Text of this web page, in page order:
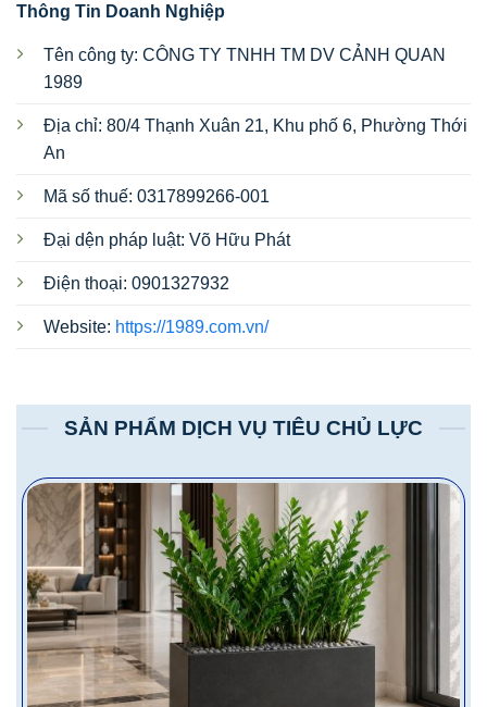
Thông Tin Doanh Nghiệp
Tên công ty: CÔNG TY TNHH TM DV CẢNH QUAN
1989
Địa chỉ: 80/4 Thạnh Xuân 21, Khu phố 6, Phường Thới
An
Mã số thuế: 0317899266-001
Đại dện pháp luật: Võ Hữu Phát
Điện thoại: 0901327932
Website: https://1989.com.vn/
SẢN PHẨM DỊCH VỤ TIÊU CHỦ LỰC